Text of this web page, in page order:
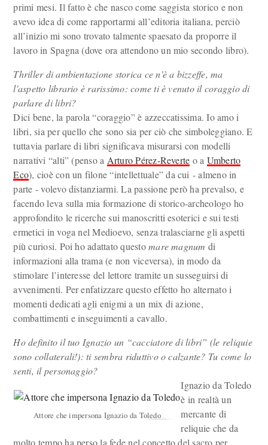
primi mesi. Il fatto è che nasco come saggista storico e non
avevo idea di come rapportarmi all’editoria italiana, perciò
all’inizio mi sono trovato talmente spaesato da proporre il
lavoro in Spagna (dove ora attendono un mio secondo libro).
Thriller di ambientazione storica ce n'è a bizzeffe, ma
l'aspetto librario è rarissimo: come ti è venuto il coraggio di
parlare di libri?
Dici bene, la parola “coraggio” è azzeccatissima. Io amo i
libri, sia per quello che sono sia per ciò che simboleggiano. E
tuttavia parlare di libri significava misurarsi con modelli
narrativi “alti” (penso a Arturo Pérez-Reverte o a Umberto
Eco), cioè con un filone “intellettuale” da cui - almeno in
parte - volevo distanziarmi. La passione però ha prevalso, e
facendo leva sulla mia formazione di storico-archeologo ho
approfondito le ricerche sui manoscritti esoterici e sui testi
ermetici in voga nel Medioevo, senza tralasciarne gli aspetti
più curiosi. Poi ho adattato questomare magnum di
informazioni alla trama (e non viceversa), in modo da
stimolare l’interesse del lettore tramite un susseguirsi di
avvenimenti. Per enfatizzare questo effetto ho alternato i
momenti dedicati agli enigmi a un mix di azione,
combattimenti e inseguimenti a cavallo.
Ho definito il tuo Ignazio un “cacciatore di libri” (le reliquie
sono collaterali!): ti sembra riduttivo o calzante? Tu come lo
senti, il personaggio?
Attore che impersona Ignazio da Toledo
Ignazio da Toledo
è in realtà un
mercante di
reliquie che da
molto tempo ha perso la fede nel concetto del sacro per